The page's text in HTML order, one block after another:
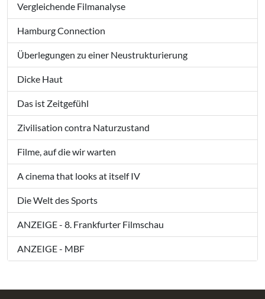
Vergleichende Filmanalyse
Hamburg Connection
Überlegungen zu einer Neustrukturierung
Dicke Haut
Das ist Zeitgefühl
Zivilisation contra Naturzustand
Filme, auf die wir warten
A cinema that looks at itself IV
Die Welt des Sports
ANZEIGE - 8. Frankfurter Filmschau
ANZEIGE - MBF